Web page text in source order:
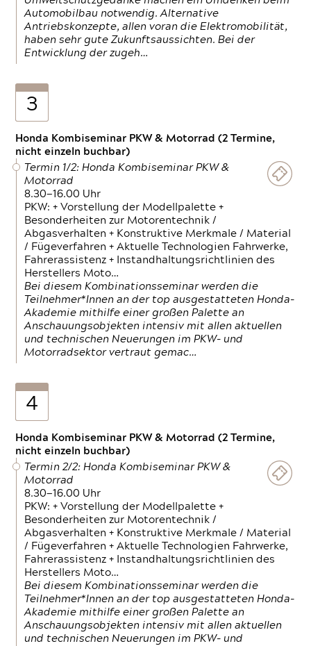
Automobilbau notwendig. Alternative
Antriebskonzepte, allen voran die Elektromobilität,
haben sehr gute Zukunftsaussichten. Bei der
Entwicklung der zugeh…
3
Honda Kombiseminar PKW & Motorrad (2 Termine,
nicht einzeln buchbar)
Termin 1/2: Honda Kombiseminar PKW &
Motorrad
8.30—16.00 Uhr
PKW: + Vorstellung der Modellpalette +
Besonderheiten zur Motorentechnik /
Abgasverhalten + Konstruktive Merkmale / Material
/ Fügeverfahren + Aktuelle Technologien Fahrwerke,
Fahrerassistenz + Instandhaltungsrichtlinien des
Herstellers Moto…
Bei diesem Kombinationsseminar werden die
Teilnehmer*Innen an der top ausgestatteten Honda-
Akademie mithilfe einer großen Palette an
Anschauungsobjekten intensiv mit allen aktuellen
und technischen Neuerungen im PKW- und
Motorradsektor vertraut gemac…
4
Honda Kombiseminar PKW & Motorrad (2 Termine,
nicht einzeln buchbar)
Termin 2/2: Honda Kombiseminar PKW &
Motorrad
8.30—16.00 Uhr
PKW: + Vorstellung der Modellpalette +
Besonderheiten zur Motorentechnik /
Abgasverhalten + Konstruktive Merkmale / Material
/ Fügeverfahren + Aktuelle Technologien Fahrwerke,
Fahrerassistenz + Instandhaltungsrichtlinien des
Herstellers Moto…
Bei diesem Kombinationsseminar werden die
Teilnehmer*Innen an der top ausgestatteten Honda-
Akademie mithilfe einer großen Palette an
Anschauungsobjekten intensiv mit allen aktuellen
und technischen Neuerungen im PKW- und